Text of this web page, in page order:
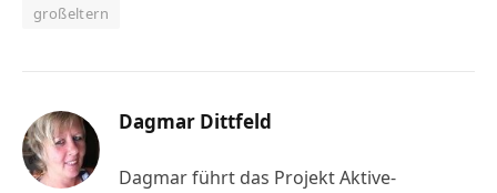
großeltern
Dagmar Dittfeld
Dagmar führt das Projekt Aktive-